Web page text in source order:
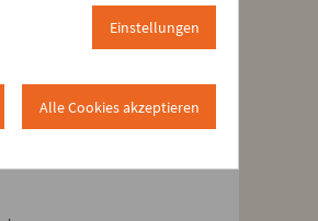
Die
die
Einstellungen
Alle Cookies akzeptieren